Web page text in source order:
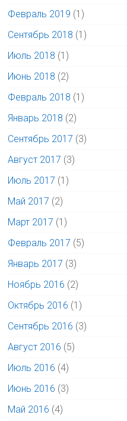
Февраль 2019 (1)
Сентябрь 2018 (1)
Июль 2018 (1)
Июнь 2018 (2)
Февраль 2018 (1)
Январь 2018 (2)
Сентябрь 2017 (3)
Август 2017 (3)
Июль 2017 (1)
Май 2017 (2)
Март 2017 (1)
Февраль 2017 (5)
Январь 2017 (3)
Ноябрь 2016 (2)
Октябрь 2016 (1)
Сентябрь 2016 (3)
Август 2016 (5)
Июль 2016 (4)
Июнь 2016 (3)
Май 2016 (4)